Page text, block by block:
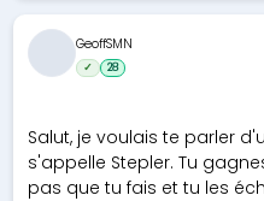
Salut, je voulais te parler
s'appelle Stepler. Tu
pas que tu fais et tu les
GeoffSMN
✓ 28